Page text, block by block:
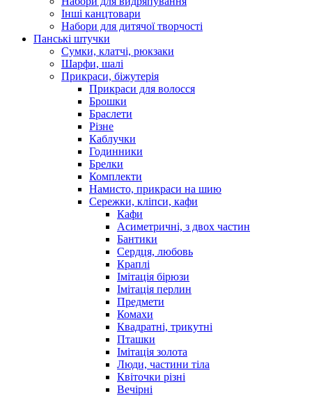
Інші канцтовари
Набори для дитячої творчості
Панські штучки
Сумки, клатчі, рюкзаки
Шарфи, шалі
Прикраси, біжутерія
Прикраси для волосся
Брошки
Браслети
Різне
Каблучки
Годинники
Брелки
Комплекти
Намисто, прикраси на шию
Сережки, кліпси, кафи
Кафи
Асиметричні, з двох частин
Бантики
Сердця, любовь
Краплі
Імітація бірюзи
Імітація перлин
Предмети
Комахи
Квадратні, трикутні
Пташки
Імітація золота
Люди, частини тіла
Квіточки різні
Вечірні